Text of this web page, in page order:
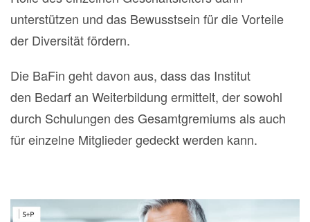
unterstützen und das Bewusstsein für die Vorteile
der Diversität fördern.
Die BaFin geht davon aus, dass das Institut
den Bedarf an Weiterbildung ermittelt, der sowohl
durch Schulungen des Gesamtgremiums als auch
für einzelne Mitglieder gedeckt werden kann.